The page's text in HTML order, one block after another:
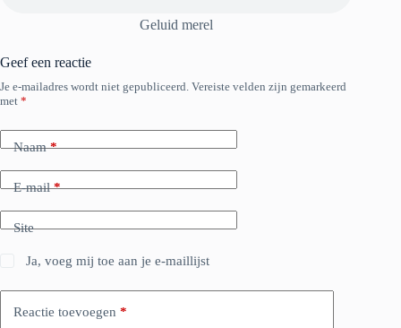
Geluid merel
Geef een reactie
Je e-mailadres wordt niet gepubliceerd. Vereiste velden zijn gemarkeerd
met *
Naam*
E-mail*
Site
Ja, voeg mij toe aan je e-maillijst
Reactie toevoegen *